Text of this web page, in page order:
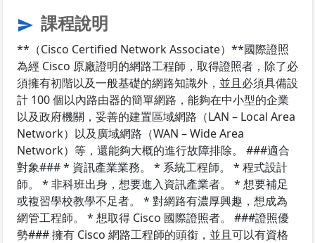
send 課程說明
**（Cisco Certified Network Associate）**國際證照
為經 Cisco 原廠證明的網路工程師，取得證照者，除了必
須擁有初階以及一般基礎的網路知識外，並且必須具備設
計 100 個以內路由器的簡單網路，能夠在中小型的企業
以及政府機關，妥善的建置區域網路（LAN – Local Area
Network）以及廣域網路（WAN – Wide Area
Network）等，還能夠大概的進行故障排除。 ###適合
對象### * 資訊產業業務。 * 系統工程師。 * 程式設計
師。 * 非科班出身，想要進入資訊產業者。 * 想要補足
或複習學校教學不足者。 * 對網路有濃厚興趣，想成為
網管工程師。 * 想取得 Cisco 國際證照者。 ###證照優
勢### 擁有 Cisco 網路工程師的頭銜，並且可以有資格